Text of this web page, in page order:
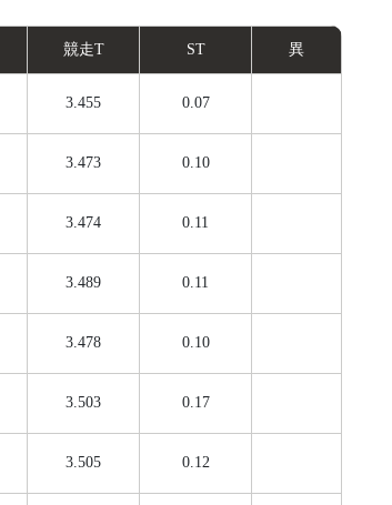
競走T ST 異
3.455 0.07
3.473 0.10
3.474 0.11
3.489 0.11
3.478 0.10
3.503 0.17
3.505 0.12